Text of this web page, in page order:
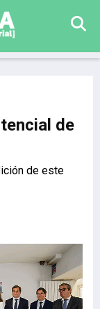
de
de este